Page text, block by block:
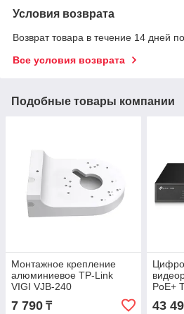
Условия возврата
Возврат товара в течение 14 дней
Все условия возврата
Подобные товары компании
Монтажное крепление
алюминиевое TP-Link
VIGI VJB-240
7 790 ₸
PoE+
43